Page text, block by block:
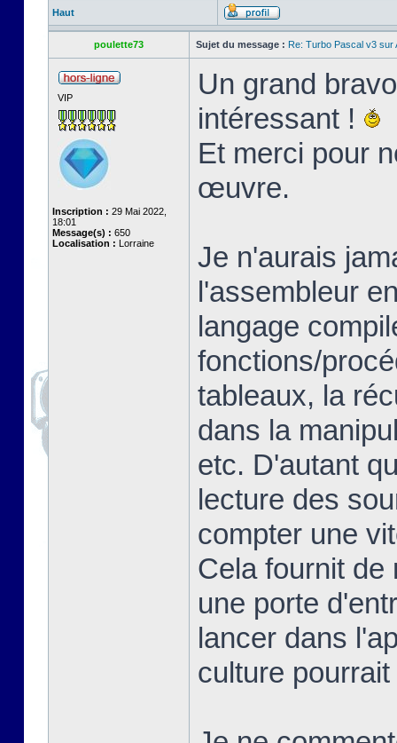
Haut
poulette73 Sujet du message : Re: Turbo Pascal v3 sur
VIP
Inscription : 29 Mai 2022,
18:01
Message(s) : 650
Localisation : Lorraine
Un grand
intéressant !
Et merci pour
œuvre.
Je n'aurais
l'assembleur
langage
fonctions/
tableaux, la
dans la
etc. D'autant
lecture des
compter une
Cela fournit de
une porte
lancer dans
culture